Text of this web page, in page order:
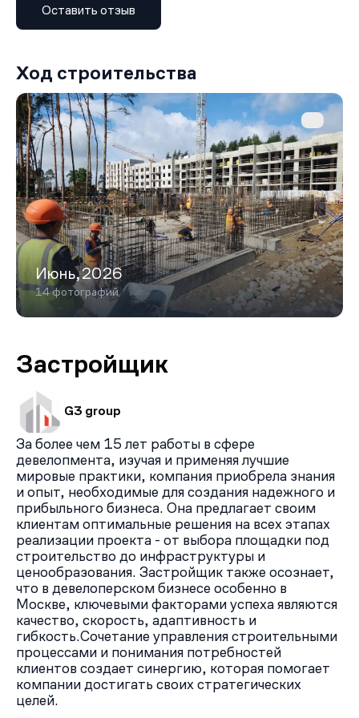
Оставить отзыв
Ход строительства
Июнь,2026
14 фотографий
Застройщик
G3 group
За более чем 15 лет работы в сфере
девелопмента, изучая и применяя лучшие
мировые практики, компания приобрела знания
и опыт, необходимые для создания надежного и
прибыльного бизнеса. Она предлагает своим
клиентам оптимальные решения на всех этапах
реализации проекта - от выбора площадки под
строительство до инфраструктуры и
ценообразования. Застройщик также осознает,
что в девелоперском бизнесе особенно в
Москве, ключевыми факторами успеха являются
качество, скорость, адаптивность и
гибкость.Сочетание управления строительными
процессами и понимания потребностей
клиентов создает синергию, которая помогает
компании достигать своих стратегических
целей.